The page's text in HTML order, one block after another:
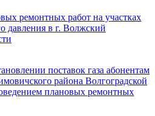
ремонтных работ на участках
давления в г. Волжский
поставок газа абонентам
района Волгоградской
плановых ремонтных